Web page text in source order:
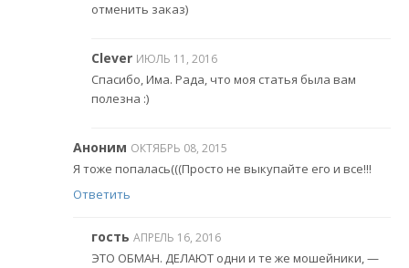
отменить заказ)
Clever ИЮЛЬ 11, 2016
Спасибо, Има. Рада, что моя статья была вам
полезна :)
Аноним ОКТЯБРЬ 08, 2015
Я тоже попалась(((Просто не выкупайте его и все!!!
Ответить
гость АПРЕЛЬ 16, 2016
ЭТО ОБМАН. ДЕЛАЮТ одни и те же мошейники, —